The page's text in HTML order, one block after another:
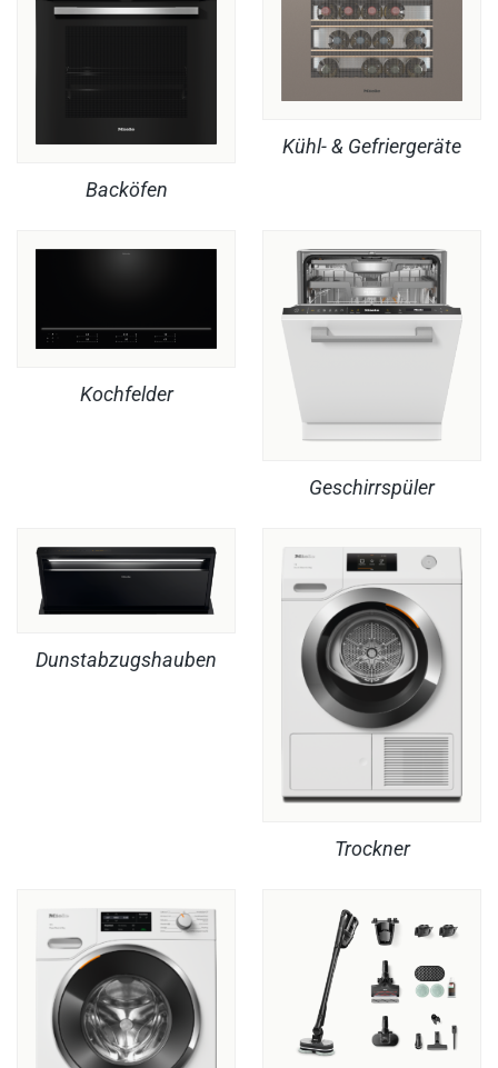
Backöfen
Kühl- & Gefriergeräte
Kochfelder
Geschirrspüler
Dunstabzugshauben
Trockner